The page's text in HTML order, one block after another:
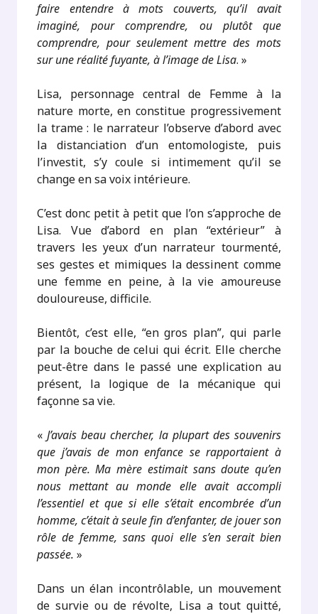
faire entendre à mots couverts, qu’il avait
imaginé, pour comprendre, ou plutôt que
comprendre, pour seulement mettre des mots
sur une réalité fuyante, à l’image de Lisa. »
Lisa, personnage central de Femme à la
nature morte, en constitue progressivement
la trame : le narrateur l’observe d’abord avec
la distanciation d’un entomologiste, puis
l’investit, s’y coule si intimement qu’il se
change en sa voix intérieure.
C’est donc petit à petit que l’on s’approche de
Lisa. Vue d’abord en plan “extérieur” à
travers les yeux d’un narrateur tourmenté,
ses gestes et mimiques la dessinent comme
une femme en peine, à la vie amoureuse
douloureuse, difficile.
Bientôt, c’est elle, “en gros plan”, qui parle
par la bouche de celui qui écrit. Elle cherche
peut-être dans le passé une explication au
présent, la logique de la mécanique qui
façonne sa vie.
«J’avais beau chercher, la plupart des souvenirs
que j’avais de mon enfance se rapportaient à
mon père. Ma mère estimait sans doute qu’en
nous mettant au monde elle avait accompli
l’essentiel et que si elle s’était encombrée d’un
homme, c’était à seule fin d’enfanter, de jouer son
rôle de femme, sans quoi elle s’en serait bien
passée. »
Dans un élan incontrôlable, un mouvement
de survie ou de révolte, Lisa a tout quitté,